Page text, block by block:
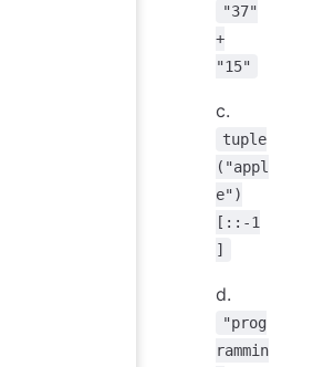
"37"
+
"15"
c.
tuple
("appl
e")
[::-1
]
d.
"prog
rammin